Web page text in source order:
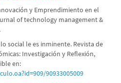
y Emprendimiento en el
of technology management &
social le es inminente. Revista de
Investigación y Reflexión,
en:
90933005009